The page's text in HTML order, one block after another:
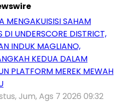
MENGAKUISISI SAHAM
DI UNDERSCORE DISTRICT,
INDUK MAGLIANO,
KEDUA DALAM
PLATFORM MEREK MEWAH
Jum, Ags 7 2026 09:32